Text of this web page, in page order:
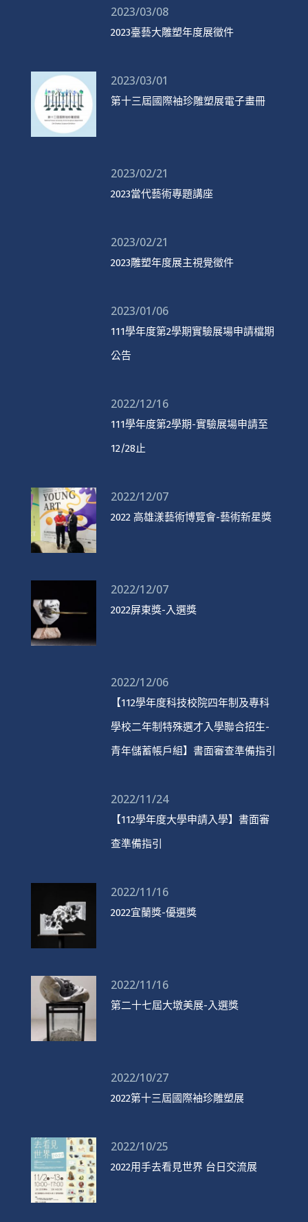
2023/03/08
2023臺藝大雕塑年度展徵件
2023/03/01
第十三屆國際袖珍雕塑展電子畫冊
2023/02/21
2023當代藝術專題講座
2023/02/21
2023雕塑年度展主視覺徵件
2023/01/06
111學年度第2學期實驗展場申請檔期
公告
2022/12/16
111學年度第2學期-實驗展場申請至
12/28止
2022/12/07
2022 高雄漾藝術博覽會-藝術新星獎
2022/12/07
2022屏東獎-入選獎
2022/12/06
【112學年度科技校院四年制及專科
學校二年制特殊選才入學聯合招生-
青年儲蓄帳戶組】書面審查準備指引
2022/11/24
【112學年度大學申請入學】書面審
查準備指引
2022/11/16
2022宜蘭獎-優選獎
2022/11/16
第二十七屆大墩美展-入選獎
2022/10/27
2022第十三屆國際袖珍雕塑展
2022/10/25
2022用手去看見世界 台日交流展